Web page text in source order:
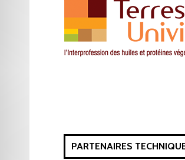
PARTENAIRES